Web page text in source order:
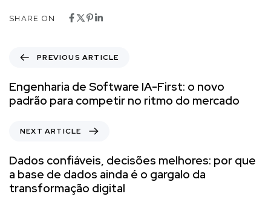
SHARE ON
PREVIOUS ARTICLE
Engenharia de Software IA-First: o novo
padrão para competir no ritmo do mercado
NEXT ARTICLE
Dados confiáveis, decisões melhores: por que
a base de dados ainda é o gargalo da
transformação digital